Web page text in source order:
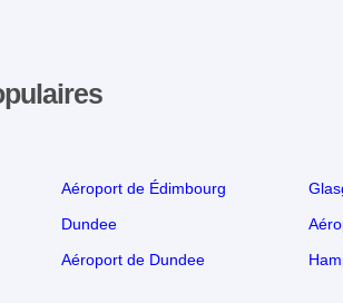
Aéroport de Édimbourg
Dundee
Aéroport de Dundee